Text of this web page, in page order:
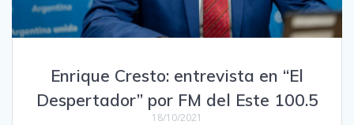
Enrique Cresto: entrevista en “El
Despertador” por FM del Este 100.5
18/10/2021